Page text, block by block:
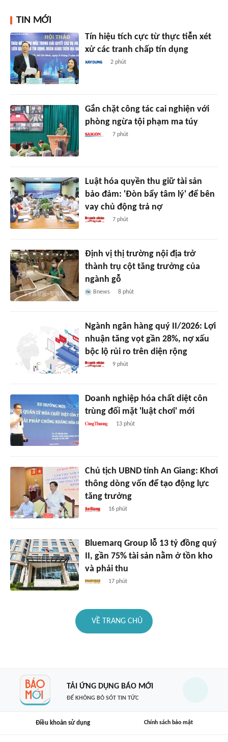
TIN MỚI
Tín hiệu tích cực từ thực tiễn xét
xử các tranh chấp tín dụng
2 phút
Gắn chặt công tác cai nghiện với
phòng ngừa tội phạm ma túy
7 phút
Luật hóa quyền thu giữ tài sản
bảo đảm: 'Đòn bẩy tâm lý' để bên
vay chủ động trả nợ
7 phút
Định vị thị trường nội địa trở
thành trụ cột tăng trưởng của
ngành gỗ
Bnews 8 phút
Ngành ngân hàng quý II/2026: Lợi
nhuận tăng vọt gần 28%, nợ xấu
bộc lộ rủi ro trên diện rộng
9 phút
Doanh nghiệp hóa chất diệt côn
trùng đối mặt 'luật chơi' mới
13 phút
Chủ tịch UBND tỉnh An Giang: Khơi
thông dòng vốn để tạo động lực
tăng trưởng
16 phút
Bluemarq Group lỗ 13 tỷ đồng quý
II, gần 75% tài sản nằm ở tồn kho
và phải thu
17 phút
VỀ TRANG CHỦ
TẢI ỨNG DỤNG BÁO MỚI
ĐỂ KHÔNG BỎ SÓT TIN TỨC
Điều khoản sử dụng Chính sách bảo mật